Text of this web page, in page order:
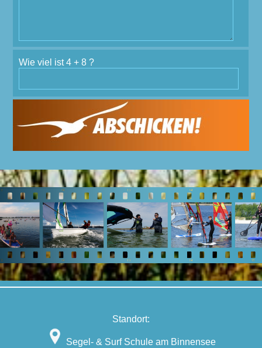
Wie viel ist 4 + 8 ?
Standort:
Segel- & Surf Schule am Binnensee